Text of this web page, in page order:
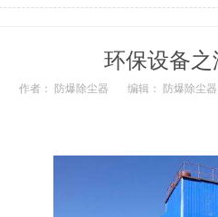
环保设备
作者： 防爆除尘器 编辑： 防爆除尘器